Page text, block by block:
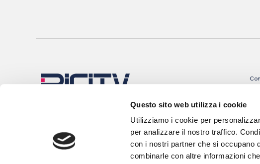
Questo sito web utilizza i cookie
Utilizziamo i cookie per
per analizzare il nostro traffico.
con i nostri partner che si occupano
combinarle con altre informazioni